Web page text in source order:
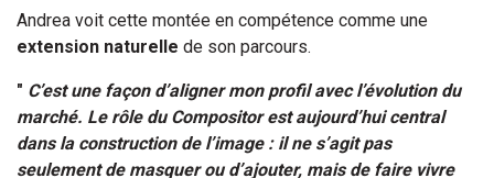
Andrea voit cette montée en compétence comme une
extension naturelle de son parcours.
" C’est une façon d’aligner mon profil avec l’évolution du
marché. Le rôle du Compositor est aujourd’hui central
dans la construction de l’image : il ne s’agit pas
seulement de masquer ou d’ajouter, mais de faire vivre